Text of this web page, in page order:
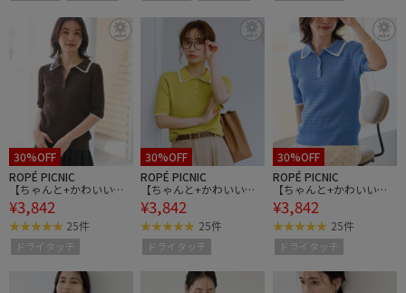
30%OFF
ROPÉ PICNIC
【ちゃんと+かわいい保
証】シャーベットニット
ミニケーブルポロカラー
ニット/UVケア
¥3,842
25件
ドライタッチ
30%OFF
ROPÉ PICNIC
【ちゃんと+かわいい保
証】シャーベットニット
ミニケーブルポロカラー
ニット/UVケア
¥3,842
25件
ドライタッチ
30%OFF
ROPÉ PICNIC
【ちゃんと+かわいい保
証】シャーベットニット
ミニケーブルポロカラー
ニット/UVケア
¥3,842
25件
ドライタッチ